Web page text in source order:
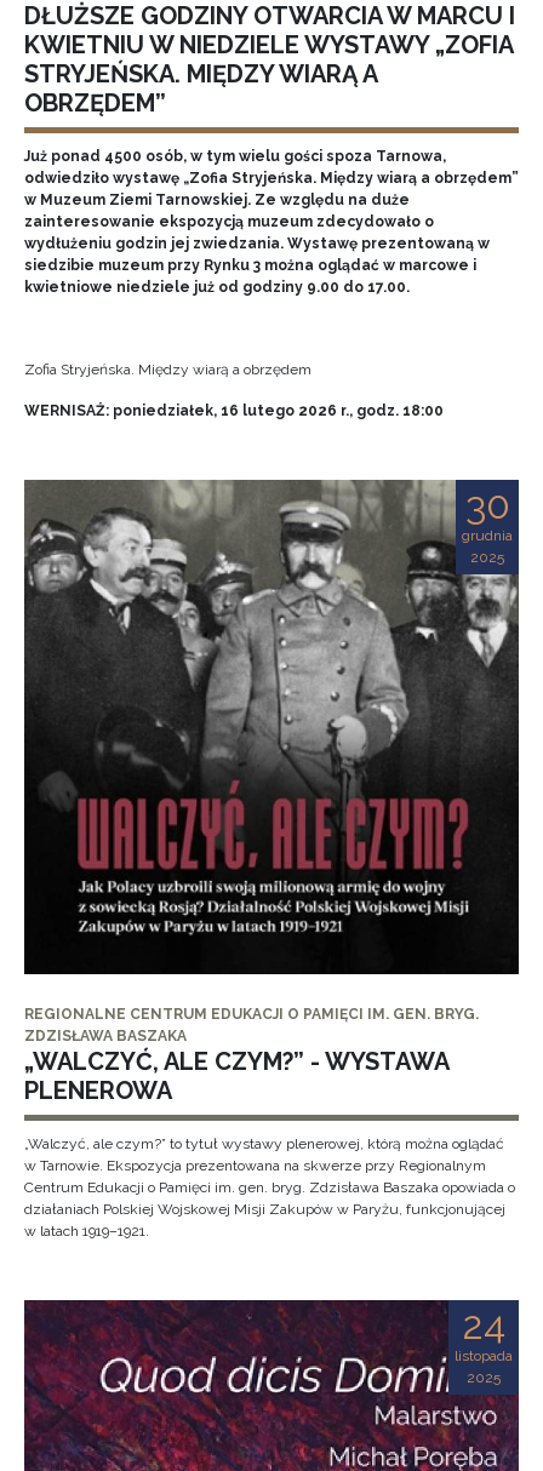
DŁUŻSZE GODZINY OTWARCIA W MARCU I
KWIETNIU W NIEDZIELE WYSTAWY „ZOFIA
STRYJEŃSKA. MIĘDZY WIARĄ A
OBRZĘDEM”
Już ponad 4500 osób, w tym wielu gości spoza Tarnowa,
odwiedziło wystawę „Zofia Stryjeńska. Między wiarą a obrzędem”
w Muzeum Ziemi Tarnowskiej. Ze względu na duże
zainteresowanie ekspozycją muzeum zdecydowało o
wydłużeniu godzin jej zwiedzania. Wystawę prezentowaną w
siedzibie muzeum przy Rynku 3 można oglądać w marcowe i
kwietniowe niedziele już od godziny 9.00 do 17.00.
Zofia Stryjeńska. Między wiarą a obrzędem
WERNISAŻ: poniedziałek, 16 lutego 2026 r., godz. 18:00
30
grudnia
2025
REGIONALNE CENTRUM EDUKACJI O PAMIĘCI IM. GEN. BRYG.
ZDZISŁAWA BASZAKA
„WALCZYĆ, ALE CZYM?” - WYSTAWA
PLENEROWA
„Walczyć, ale czym?” to tytuł wystawy plenerowej, którą można oglądać
w Tarnowie. Ekspozycja prezentowana na skwerze przy Regionalnym
Centrum Edukacji o Pamięci im. gen. bryg. Zdzisława Baszaka opowiada o
działaniach Polskiej Wojskowej Misji Zakupów w Paryżu, funkcjonującej
w latach 1919–1921.
24
listopada
2025